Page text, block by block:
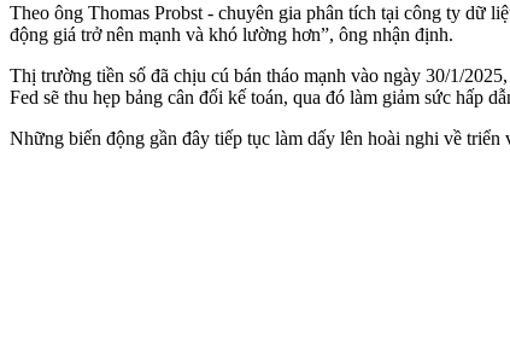
Theo ông Thomas Probst - chuyên gia phân tích tại công ty dữ
động giá trở nên mạnh và khó lường hơn”, ông nhận định.
Thị trường tiền số đã chịu cú bán tháo mạnh vào ngày 30/1/
Fed sẽ thu hẹp bảng cân đối kế toán, qua đó làm giảm sức hấp
Những biến động gần đây tiếp tục làm dấy lên hoài nghi về triển